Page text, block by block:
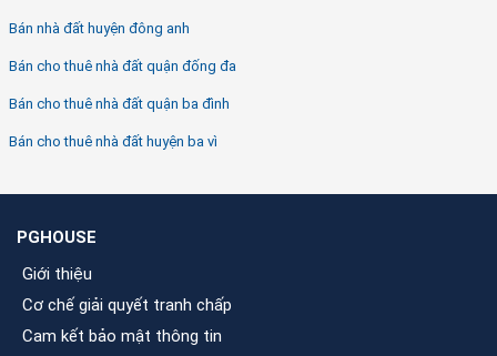
Bán nhà đất huyện đông anh
Bán cho thuê nhà đất quận đống đa
Bán cho thuê nhà đất quận ba đình
Bán cho thuê nhà đất huyện ba vì
PGHOUSE
Giới thiệu
Cơ chế giải quyết tranh chấp
Cam kết bảo mật thông tin